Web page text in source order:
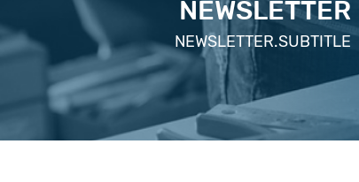
NEWSLETTER
NEWSLETTER.SUBTITLE